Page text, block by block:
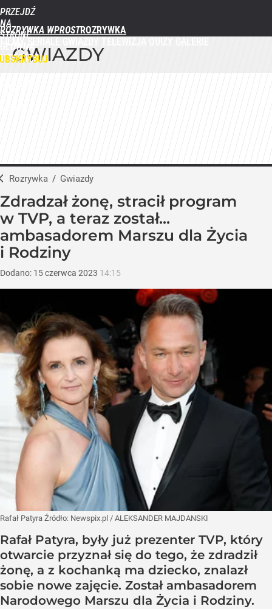
PRZEJDŹ
NA
STRONĘ
GŁÓWNĄ
WPROST.PL
ROZRYWKA WPROST
GWIAZDY
Rozrywka / Gwiazdy
Zdradzał żonę, stracił program
w TVP, a teraz został...
ambasadorem Marszu dla Życia
i Rodziny
Dodano: 15czerwca 2023 14:15
Rafał Patyra Źródło: Newspix.pl / ALEKSANDER MAJDANSKI
Rafał Patyra, były już prezenter TVP, który
otwarcie przyznał się do tego, że zdradził
żonę, a z kochanką ma dziecko, znalazł
sobie nowe zajęcie. Został ambasadorem
Narodowego Marszu dla Życia i Rodziny.